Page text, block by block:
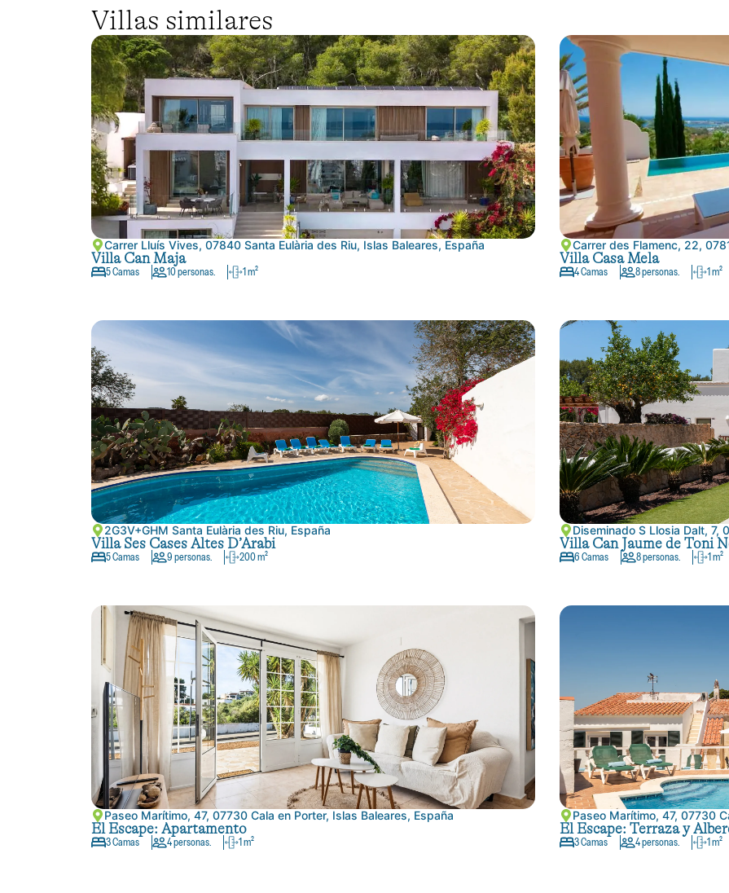
Villas similares
Carrer Lluís Vives, 07840 Santa Eulària des Riu, Islas Baleares, España
Villa Can Maja
5 Camas 10 personas. 1 m²
Carrer des Flamenc, 22,
Villa Casa Mela
4 Camas 8 personas. 1 m²
2G3V+GHM Santa Eulària des Riu, España
Villa Ses Cases Altes D’Arabi
5 Camas 9 personas. 200 m²
Diseminado S Llosia Dalt, 7,
Villa Can Jaume de Toni
6 Camas 8 personas. 1 m²
Paseo Marítimo, 47, 07730 Cala en Porter, Islas Baleares, España
El Escape: Apartamento
3 Camas 4 personas. 1 m²
Paseo Marítimo, 47, 07730
El Escape: Terraza y
3 Camas 4 personas. 1 m²